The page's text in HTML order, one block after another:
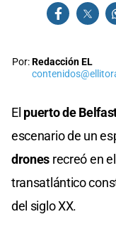
Por:Redacción EL
El puerto de
escenario de un
drones recreó en
transatlántico
del siglo XX.